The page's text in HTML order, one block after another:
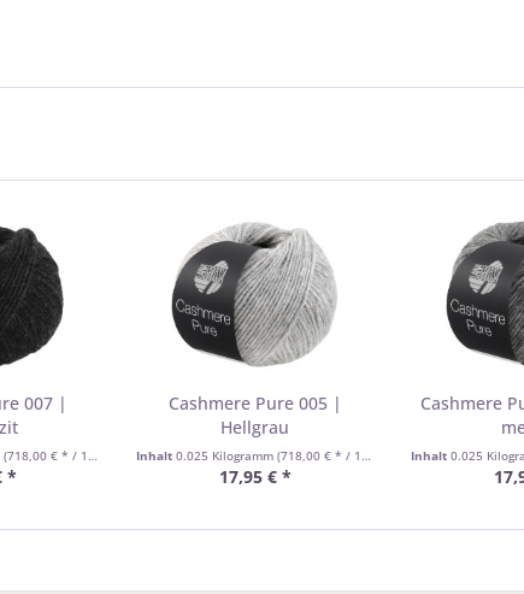
007 |
(718,00 € * / 1 Kilogramm)
*
Cashmere Pure 005 |
Hellgrau
Inhalt0.025 Kilogramm(718,00 € * / 1 Kilogramm)
17,95 € *
Cashmere
Inhalt 0.025